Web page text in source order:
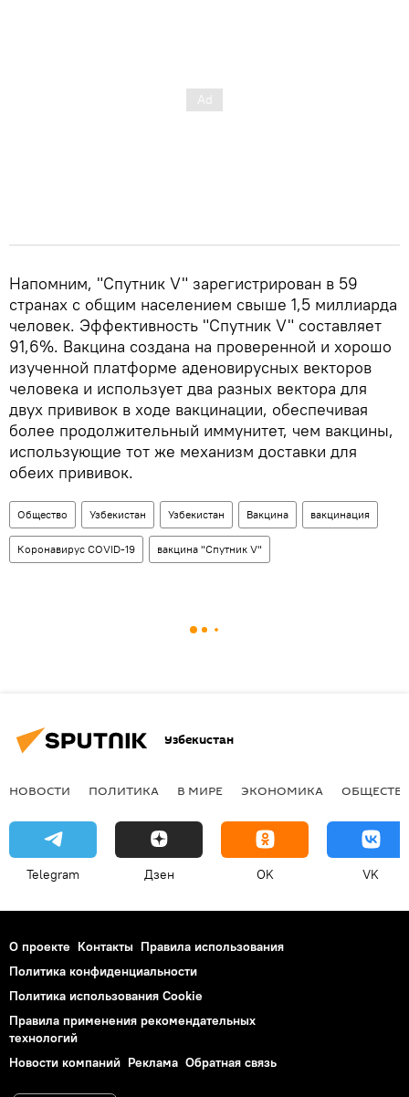
Напомним, "Спутник V" зарегистрирован в 59
странах с общим населением свыше 1,5 миллиарда
человек. Эффективность "Спутник V" составляет
91,6%. Вакцина создана на проверенной и хорошо
изученной платформе аденовирусных векторов
человека и использует два разных вектора для
двух прививок в ходе вакцинации, обеспечивая
более продолжительный иммунитет, чем вакцины,
использующие тот же механизм доставки для
обеих прививок.
Общество Узбекистан Узбекистан Вакцина вакцинация
Коронавирус COVID-19 вакцина "Спутник V"
Узбекистан
НОВОСТИ ПОЛИТИКА В МИРЕ ЭКОНОМИКА
Telegram Дзен OK VK
О проекте Контакты Правила использования
Политика конфиденциальности
Политика использования Cookie
Правила применения рекомендательных
технологий
Новости компаний Реклама Обратная связь